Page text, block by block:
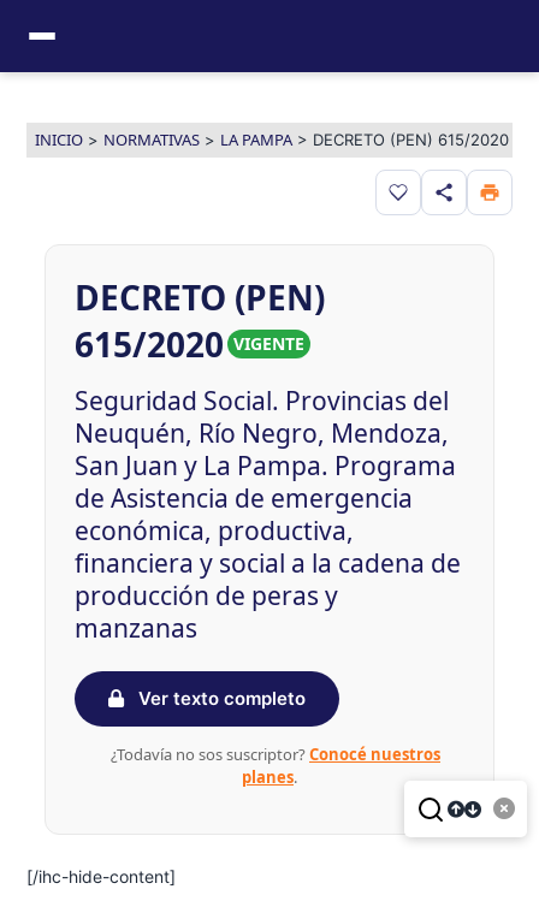
contenido
INICIO> NORMATIVAS> LA PAMPA> DECRETO (PEN) 615/2020
Guardar en
DECRETO (PEN)
615/2020 VIGENTE
Seguridad Social. Provincias del
Neuquén, Río Negro, Mendoza,
San Juan y La Pampa. Programa
de Asistencia de emergencia
económica, productiva,
financiera y social a la cadena de
producción de peras y
manzanas
Ver texto completo
¿Todavía no sos suscriptor?Conocé nuestros
planes.
[/ihc-hide-content]